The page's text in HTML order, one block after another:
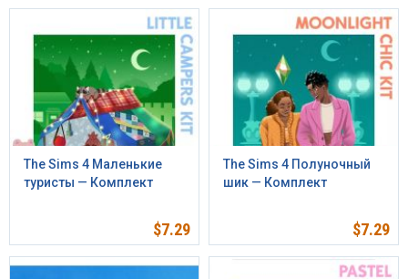
The Sims 4 Маленькие
туристы — Комплект
$7.29
The Sims 4 Полуночный
шик — Комплект
$7.29